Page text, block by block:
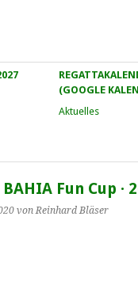
(GOOGLE
Aktuelles
BAHIA Fun Cup ·
von Reinhard Bläser